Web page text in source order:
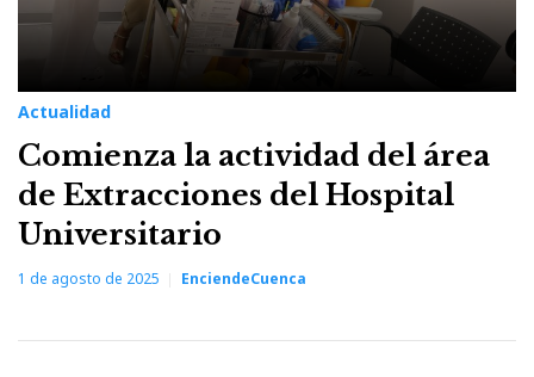
Actualidad
Comienza la actividad del área
de Extracciones del Hospital
Universitario
1 de agosto de 2025 EnciendeCuenca